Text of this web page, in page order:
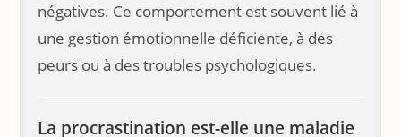
négatives. Ce comportement est souvent lié à
une gestion émotionnelle déficiente, à des
peurs ou à des troubles psychologiques.
La procrastination est-elle une maladie